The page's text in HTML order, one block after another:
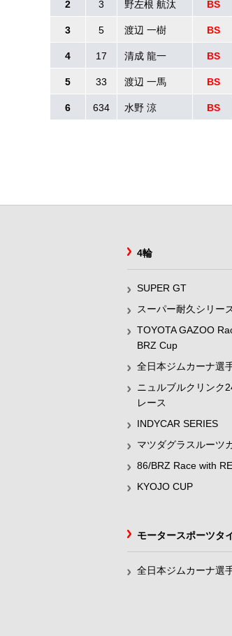
2 3 野左根 航汰 BS
3 5 渡辺 一樹 BS
4 17 清成 龍一 BS
5 33 渡辺 一馬 BS
6 634 水野 涼 BS
4輪
SUPER GT
スーパー耐久シリー
TOYOTA GAZOO
BRZ Cup
全日本ジムカーナ選
ニュルブルクリンク
レース
INDYCAR SERIES
マツダグラスルーツ
86/BRZ Race with
KYOJO CUP
モータースポーツタ
全日本ジムカーナ選